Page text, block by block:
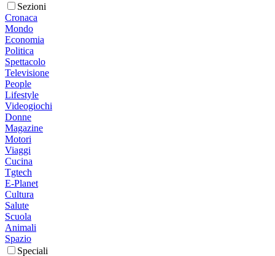
Sezioni
Cronaca
Mondo
Economia
Politica
Spettacolo
Televisione
People
Lifestyle
Videogiochi
Donne
Magazine
Motori
Viaggi
Cucina
Tgtech
E-Planet
Cultura
Salute
Scuola
Animali
Spazio
Speciali